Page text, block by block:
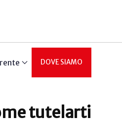
DOVE SIAMO
tutelarti